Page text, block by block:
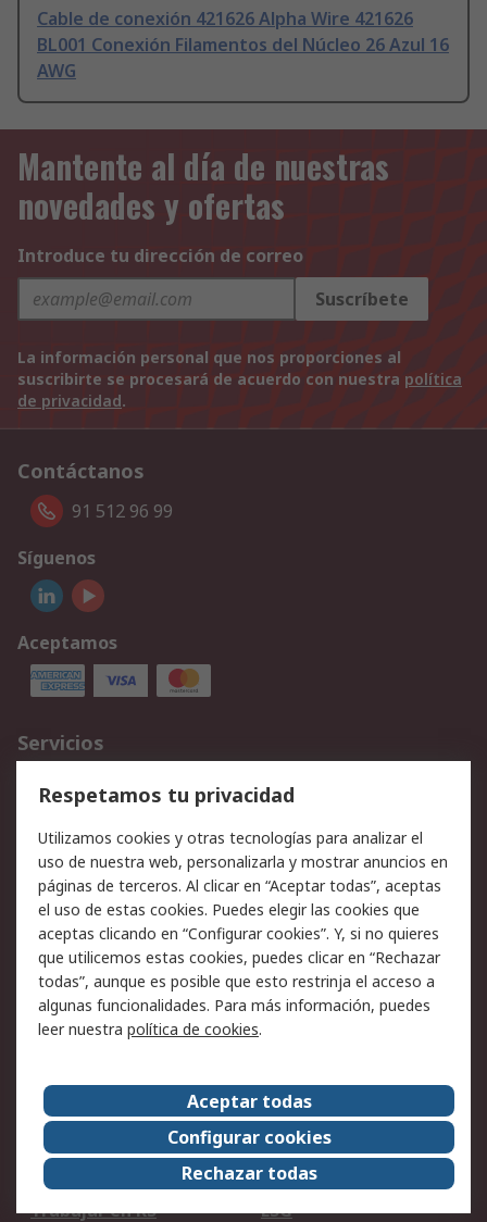
Cable de conexión 421626 Alpha Wire 421626
BL001 Conexión Filamentos del Núcleo 26 Azul 16
AWG
Mantente al día de nuestras
novedades y ofertas
Introduce tu dirección de correo
Suscríbete
La información personal que nos proporciones al
suscribirte se procesará de acuerdo con nuestra política
de privacidad.
Contáctanos
91 512 96 99
Síguenos
Aceptamos
Servicios
Cómo realizar pedidos
Devoluciones
Facturación y pago
Ofertas
Soporte técnico
Legal
Aviso legal
Política de privacidad -
Actualizada
Política sobre cookies
Seguridad de emails
Certificaciones de
Condiciones de venta
Acerca de RS
Acerca de RS
RS Group
RS en el mundo
Sala de prensa
Trabajar en RS
ESG
Respetamos tu privacidad
Utilizamos cookies y otras tecnologías para analizar el
uso de nuestra web, personalizarla y mostrar anuncios en
páginas de terceros. Al clicar en “Aceptar todas”, aceptas
el uso de estas cookies. Puedes elegir las cookies que
aceptas clicando en “Configurar cookies”. Y, si no quieres
que utilicemos estas cookies, puedes clicar en “Rechazar
todas”, aunque es posible que esto restrinja el acceso a
algunas funcionalidades. Para más información, puedes
leer nuestra política de cookies.
Aceptar todas
Configurar cookies
Rechazar todas